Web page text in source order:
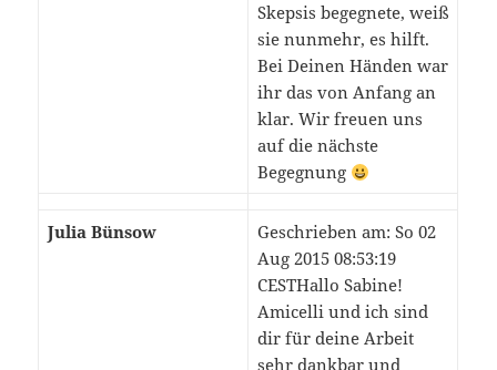
Skepsis begegnete, weiß
sie nunmehr, es hilft.
Bei Deinen Händen war
ihr das von Anfang an
klar. Wir freuen uns
auf die nächste
Begegnung
Julia Bünsow
Geschrieben am: So 02
Aug 2015 08:53:19
CESTHallo Sabine!
Amicelli und ich sind
dir für deine Arbeit
sehr dankbar und